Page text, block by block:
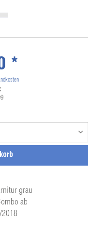
grau
ab
*